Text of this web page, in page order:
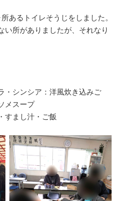
あるトイレそうじをしました。
い所がありましたが、それなり
シンシア：洋風炊き込みご
メスープ
すまし汁・ご飯